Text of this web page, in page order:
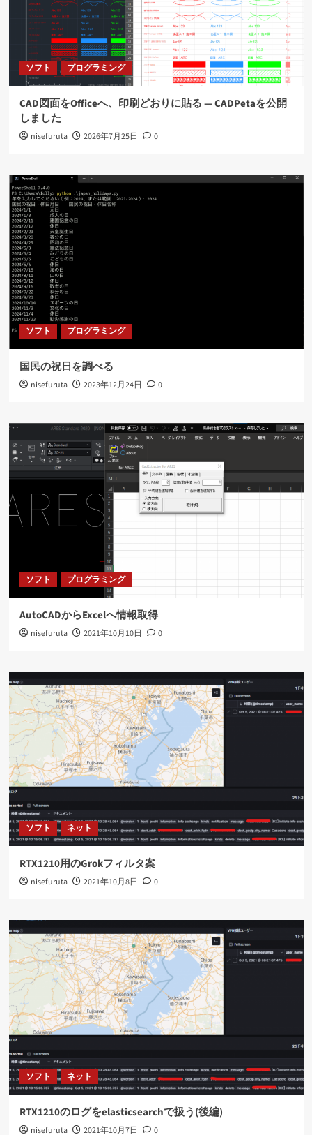
ソフト プログラミング
CAD図面をOfficeへ、印刷どおりに貼る ― CADPetaを公開
しました
nisefuruta 2026年7月25日 0
ソフト プログラミング
国民の祝日を調べる
nisefuruta 2023年12月24日 0
ソフト プログラミング
AutoCADからExcelへ情報取得
nisefuruta 2021年10月10日 0
ソフト ネット
RTX1210用のGrokフィルタ案
nisefuruta 2021年10月8日 0
ソフト ネット
RTX1210のログをelasticsearchで扱う(後編)
nisefuruta 2021年10月7日 0